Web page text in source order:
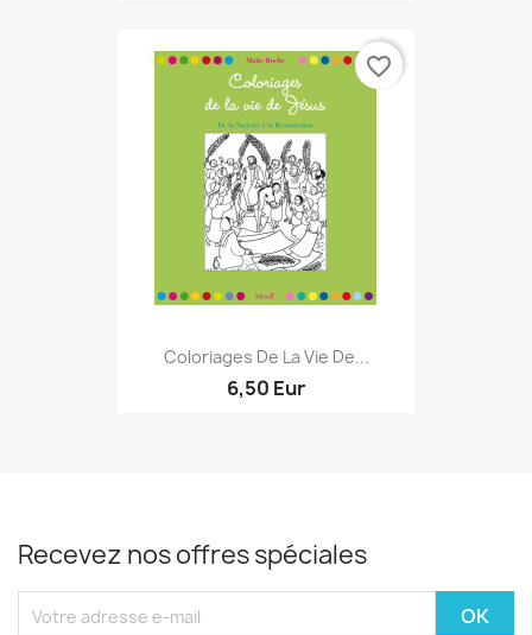
Coloriages De La Vie De...
6,50 Eur
favorite_border
Recevez nos offres spéciales